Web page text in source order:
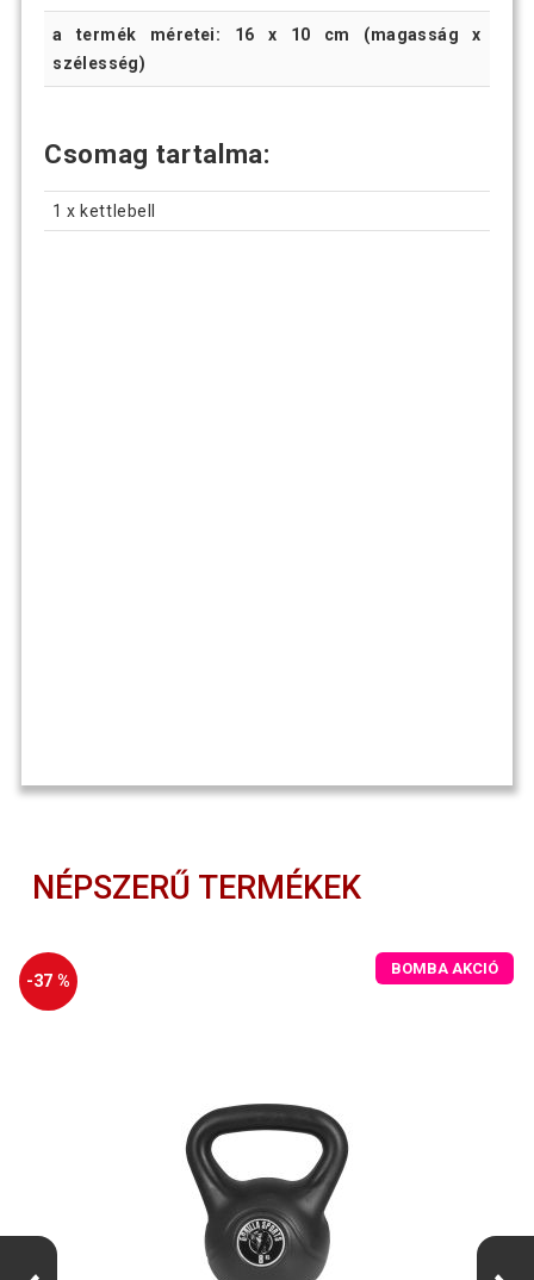
a termék méretei: 16 x 10 cm (magasság x
szélesség)
Csomag tartalma:
1 x kettlebell
NÉPSZERŰ TERMÉKEK
-37 %
BOMBA AKCIÓ